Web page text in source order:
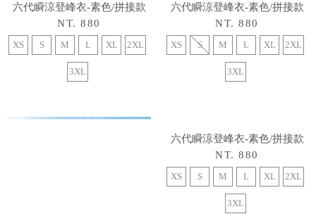
六代瞬涼登峰衣-素色/拼接款
NT. 880
XS S M L XL 2XL
3XL
六代瞬涼登峰衣-素色/拼接款
NT. 880
XS S M L XL 2XL
3XL